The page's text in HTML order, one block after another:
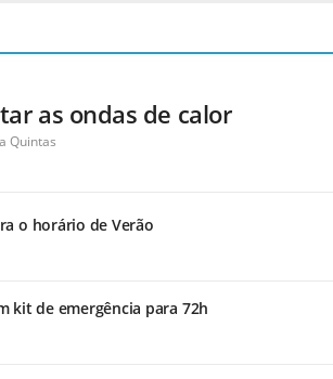
as ondas de calor
Quintas
o horário de Verão
kit de emergência para 72h